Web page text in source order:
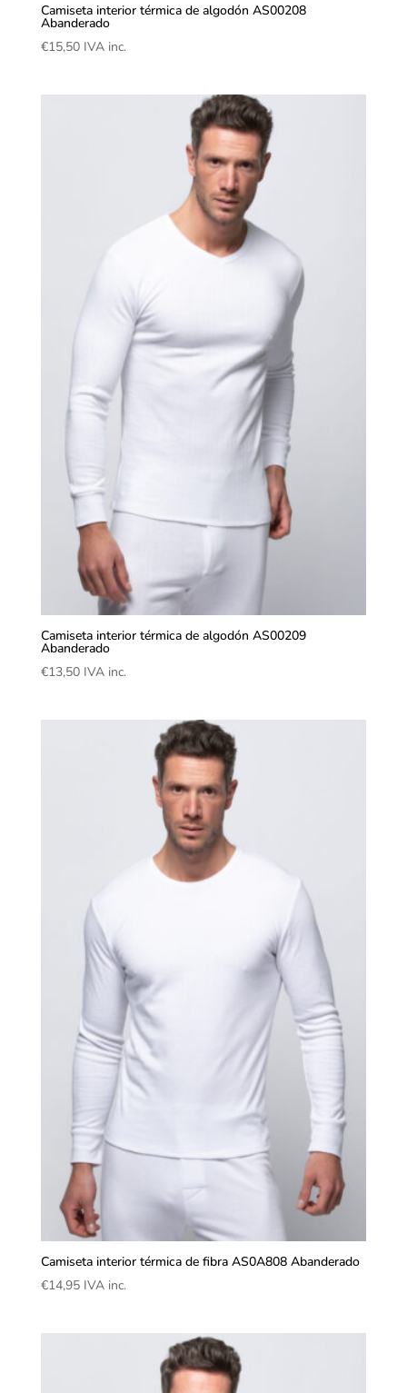
Camiseta interior térmica de algodón AS00208
Abanderado
€15,50 IVA inc.
Camiseta interior térmica de algodón AS00209
Abanderado
€13,50 IVA inc.
Camiseta interior térmica de fibra AS0A808 Abanderado
€14,95 IVA inc.